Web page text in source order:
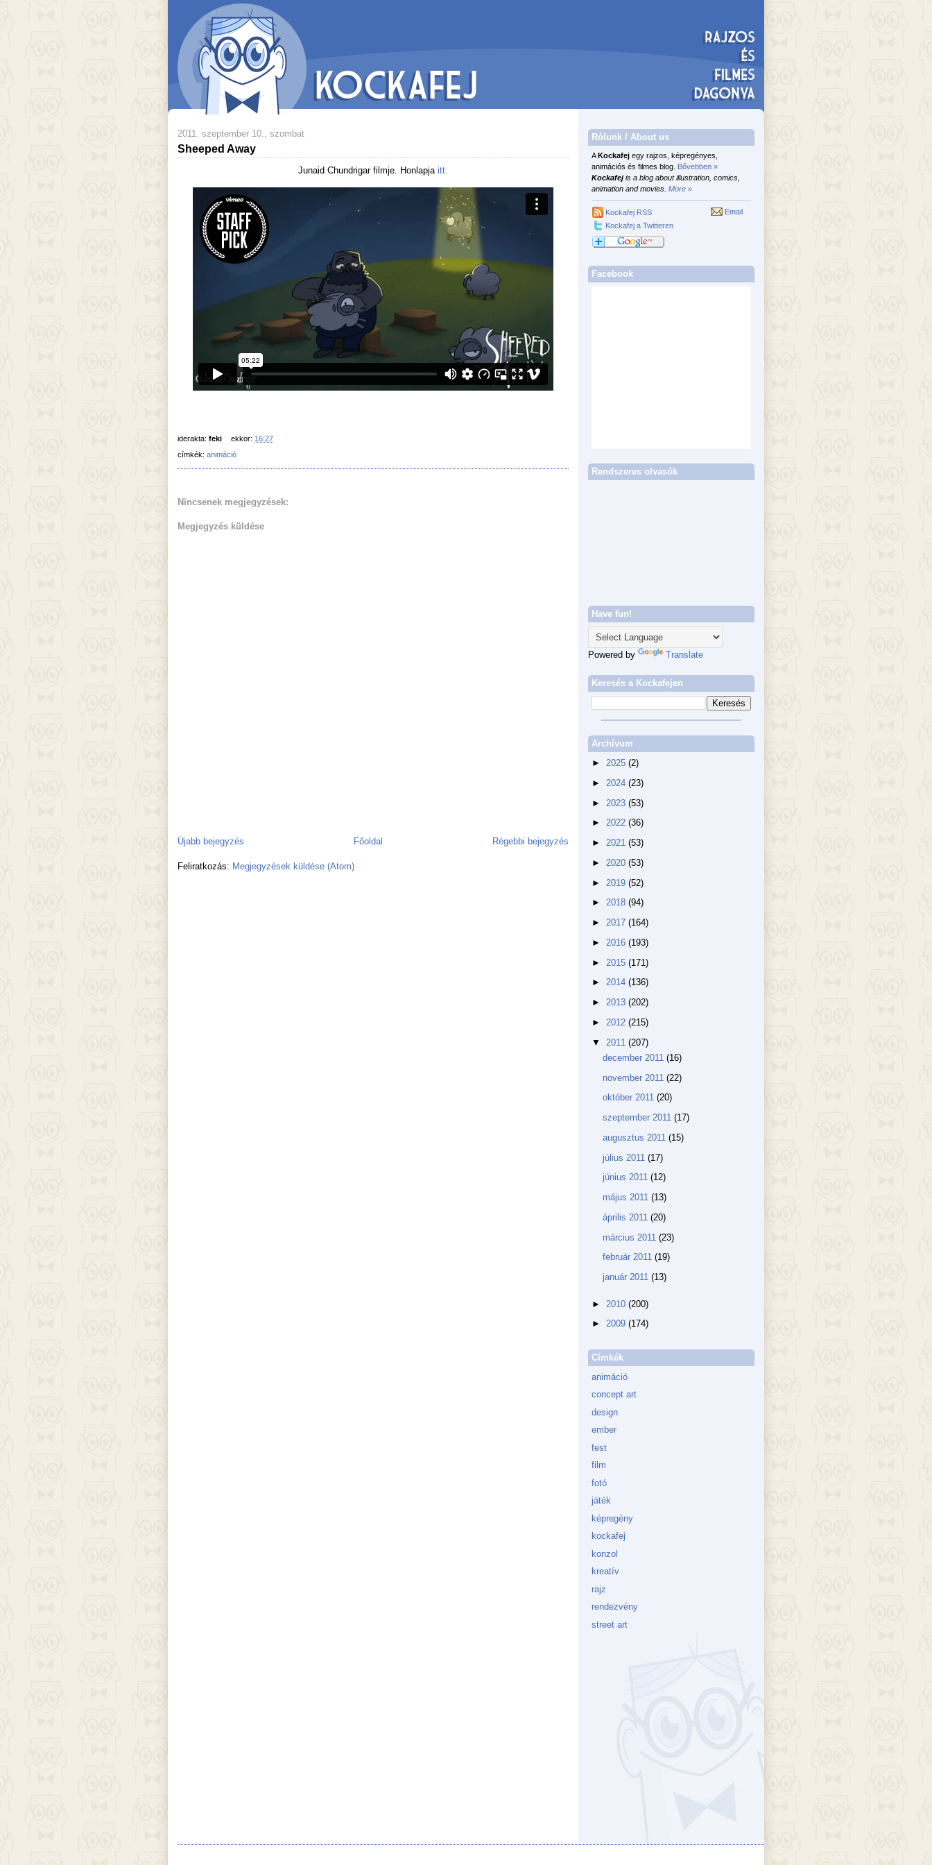
2011. szeptember 10., szombat
Sheeped Away
Junaid Chundrigar filmje. Honlapja itt
iderakta: feki ekkor: 16:27
címkék: animáció
Nincsenek megjegyzések:
Megjegyzés küldése
Újabb bejegyzés Régebbi bejegyzés
Főoldal
Feliratkozás: Megjegyzések küldése (Atom)
Rólunk / About us
AKockafej egy rajzos, képregényes,
animációs és filmes blog. Bővebben »
Kockafejis a blog about illustration, comics,
animation and movies. More »
Kockafej RSS
Kockafej a Twitteren
Email
Facebook
Rendszeres olvasók
Have fun!
Powered by Translate
Keresés a Kockafejen
Archívum
► 2025 (2)
► 2024 (23)
► 2023 (53)
► 2022 (36)
► 2021 (53)
► 2020 (53)
► 2019 (52)
► 2018 (94)
► 2017 (164)
► 2016 (193)
► 2015 (171)
► 2014 (136)
► 2013 (202)
► 2012 (215)
▼ 2011 (207)
december 2011 (16)
november 2011 (22)
október 2011 (20)
szeptember 2011 (17)
augusztus 2011 (15)
július 2011 (17)
június 2011 (12)
május 2011 (13)
április 2011 (20)
március 2011 (23)
február 2011 (19)
január 2011 (13)
► 2010 (200)
► 2009 (174)
Címkék
animáció
concept art
design
ember
fest
film
fotó
játék
képregény
kockafej
konzol
kreatív
rajz
rendezvény
street art